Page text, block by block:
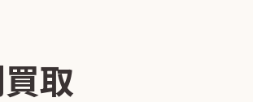
取